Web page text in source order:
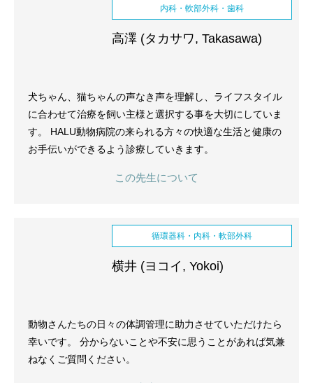
内科・軟部外科・歯科
高澤 (タカサワ, Takasawa)
犬ちゃん、猫ちゃんの声なき声を理解し、ライフスタイル
に合わせて治療を飼い主様と選択する事を大切にしていま
す。 HALU動物病院の来られる方々の快適な生活と健康の
お手伝いができるよう診療していきます。
この先生について
循環器科・内科・軟部外科
横井 (ヨコイ, Yokoi)
動物さんたちの日々の体調管理に助力させていただけたら
幸いです。 分からないことや不安に思うことがあれば気兼
ねなくご質問ください。